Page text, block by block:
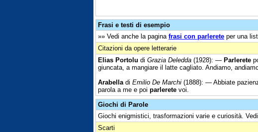
Frasi e testi di esempio
»» Vedi anche la pagina frasi con parlerete per una
Citazioni da opere letterarie
Elias Portolu di Grazia Deledda (1928): — Parlerete
giuncata, a mangiare il latte cagliato. Andiamo,
Arabella di Emilio De Marchi (1888): — Abbiate
parola a me e poi parlerete voi.
Giochi di Parole
Giochi enigmistici, trasformazioni varie e curiosità.
Scarti